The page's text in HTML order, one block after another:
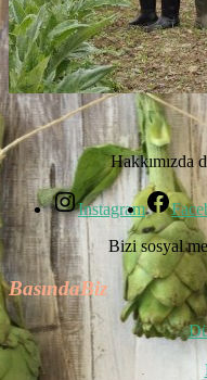
Hakkımızda
Instagram
Bizi sosyal
BasındaBiz